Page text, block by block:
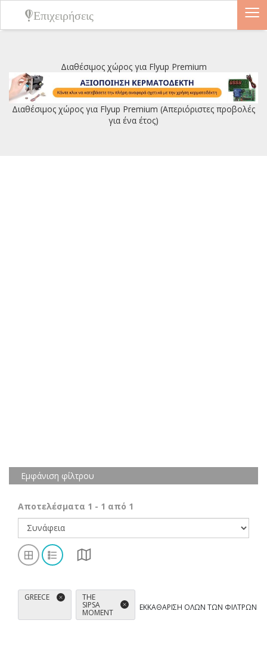
Διαθέσιμος χώρος για Flyup Premium
Διαθέσιμος χώρος για Flyup Premium (Απεριόριστες προβολές
για ένα έτος)
Εμφάνιση φίλτρου
Αποτελέσματα 1 - 1 από 1
GREECE THE
SIPSA
MOMENT ΕΚΚΑΘΆΡΙΣΗ ΌΛΩΝ ΤΩΝ ΦΊΛΤΡΩΝ
Επιχειρήσεις ≡